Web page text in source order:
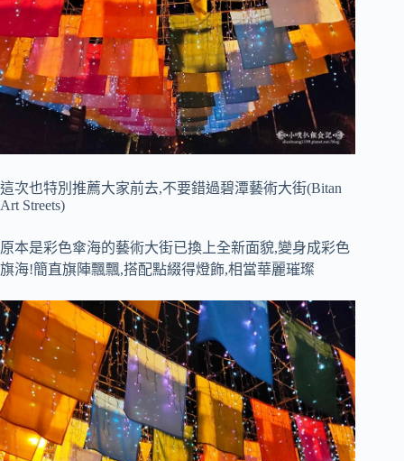
這次也特別推薦大家前去,不要錯過碧潭藝術大街(Bitan
Art Streets)
原本是彩色傘海的藝術大街已換上全新面貌,變身成彩色
旗海!簡直旗陣飄飄,搭配點綴得燈飾,相當華麗璀璨